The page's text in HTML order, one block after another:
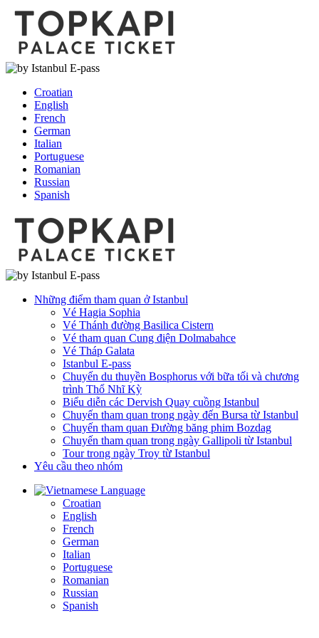
Croatian
English
French
German
Italian
Portuguese
Romanian
Russian
Spanish
Những điểm tham quan ở Istanbul
Vé Hagia Sophia
Vé Thánh đường Basilica Cistern
Vé tham quan Cung điện Dolmabahce
Vé Tháp Galata
Istanbul E-pass
Chuyến du thuyền Bosphorus với bữa tối và chương
trình Thổ Nhĩ Kỳ
Biểu diễn các Dervish Quay cuồng Istanbul
Chuyến tham quan trong ngày đến Bursa từ Istanbul
Chuyến tham quan Đường băng phim Bozdag
Chuyến tham quan trong ngày Gallipoli từ Istanbul
Tour trong ngày Troy từ Istanbul
Yêu cầu theo nhóm
Language
Croatian
English
French
German
Italian
Portuguese
Romanian
Russian
Spanish